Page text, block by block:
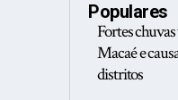
Populares
Fortes
Macaé e
distritos